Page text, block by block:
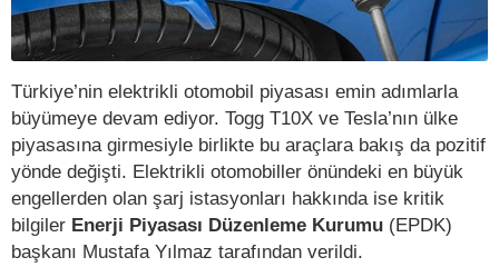
Türkiye’nin elektrikli otomobil piyasası emin adımlarla
büyümeye devam ediyor. Togg T10X ve Tesla’nın ülke
piyasasına girmesiyle birlikte bu araçlara bakış da pozitif
yönde değişti. Elektrikli otomobiller önündeki en büyük
engellerden olan şarj istasyonları hakkında ise kritik
bilgiler Enerji Piyasası Düzenleme Kurumu (EPDK)
başkanı Mustafa Yılmaz tarafından verildi.